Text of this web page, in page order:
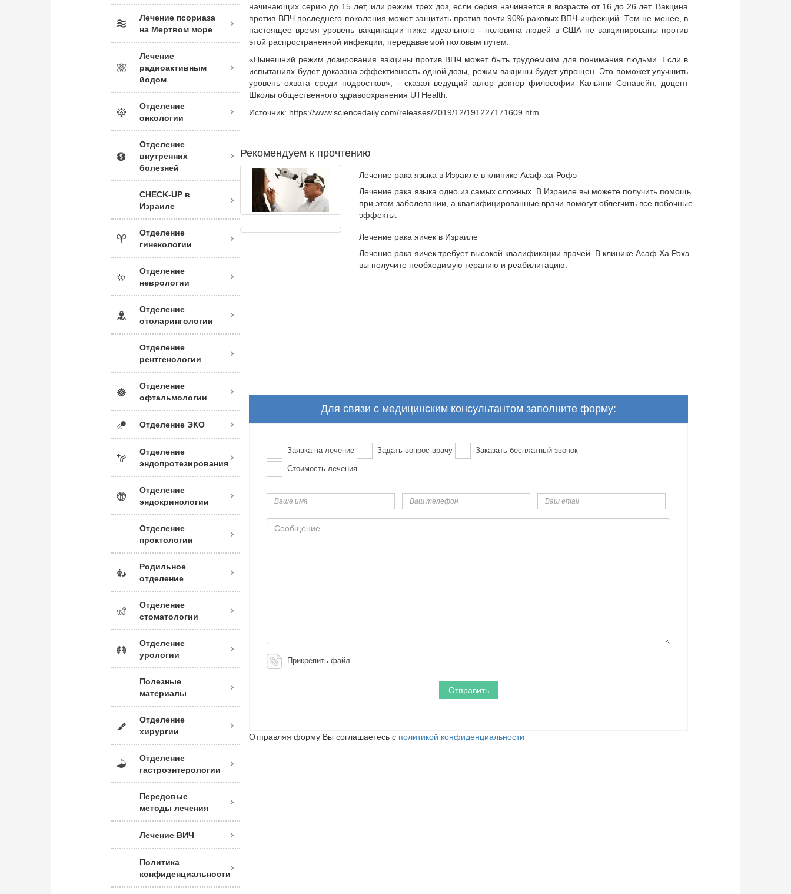
Лечение псориаза
на Мертвом море
Лечение
радиоактивным
йодом
Отделение
онкологии
Отделение
внутренних
болезней
CHECK-UP в
Израиле
Отделение
гинекологии
Отделение
неврологии
Отделение
отоларингологии
Отделение
рентгенологии
Отделение
офтальмологии
Отделение ЭКО
Отделение
эндопротезирования
Отделение
эндокринологии
Отделение
проктологии
Родильное
отделение
Отделение
стоматологии
Отделение
урологии
Полезные
материалы
Отделение
хирургии
Отделение
гастроэнтерологии
Передовые
методы лечения
Лечение ВИЧ
Политика
конфиденциальности
начинающих серию до 15 лет, или режим трех доз, если серия начинается в возрасте от 16 до 26 лет. Вакцина
против ВПЧ последнего поколения может защитить против почти 90% раковых ВПЧ-инфекций. Тем не менее, в
настоящее время уровень вакцинации ниже идеального - половина людей в США не вакцинированы против
этой распространенной инфекции, передаваемой половым путем.
«Нынешний режим дозирования вакцины против ВПЧ может быть трудоемким для понимания людьми. Если в
испытаниях будет доказана эффективность одной дозы, режим вакцины будет упрощен. Это поможет улучшить
уровень охвата среди подростков», - сказал ведущий автор доктор философии Кальяни Сонавейн, доцент
Школы общественного здравоохранения UTHealth.
Источник: https://www.sciencedaily.com/releases/2019/12/191227171609.htm
Рекомендуем к прочтению
Лечение рака языка в Израиле в клинике Асаф-ха-Рофэ
Лечение рака языка одно из самых сложных. В Израиле вы можете получить помощь
при этом заболевании, а квалифицированные врачи помогут облегчить все побочные
эффекты.
Лечение рака яичек в Израиле
Лечение рака яичек требует высокой квалификации врачей. В клинике Асаф Ха Рохэ
вы получите необходимую терапию и реабилитацию.
Для связи с медицинским консультантом заполните форму:
Заявка на лечение Задать вопрос врачу Заказать бесплатный звонок
Стоимость лечения
имя
телефон
email
Сообщение
Прикрепить файл
Отправляя форму Вы соглашаетесь с политикой конфиденциальности